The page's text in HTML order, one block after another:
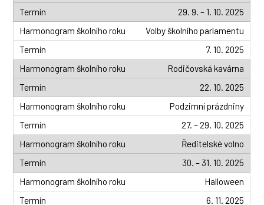
29. 9. – 1. 10. 2025
Volby školního parlamentu
7. 10. 2025
Rodičovská kavárna
22. 10. 2025
Podzimní prázdniny
27. – 29. 10. 2025
Ředitelské volno
30. – 31. 10. 2025
Halloween
6. 11. 2025